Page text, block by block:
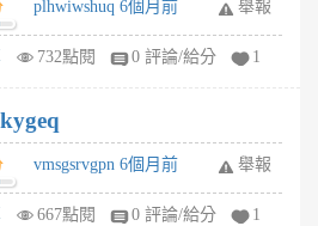
plhwiwshuq 6個月前 舉報
732點閱 0 評論/給分 1
vmsgsrvgpn 6個月前 舉報
667點閱 0 評論/給分 1